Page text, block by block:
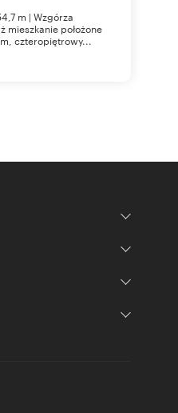
m | Wzgórza
mieszkanie położone
czteropiętrowy...